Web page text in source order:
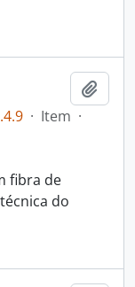
· Item ·
fibra de
do